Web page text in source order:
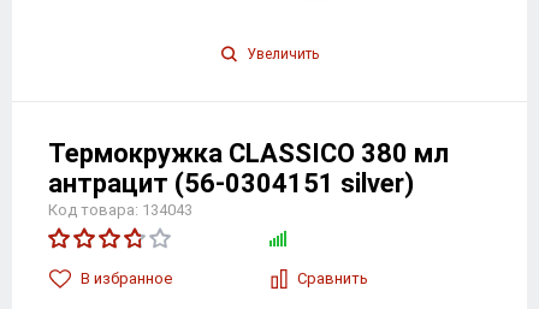
Увеличить
Термокружка CLASSICO 380 мл
антрацит (56-0304151 silver)
Код товара: 134043
В избранноe Сравнить